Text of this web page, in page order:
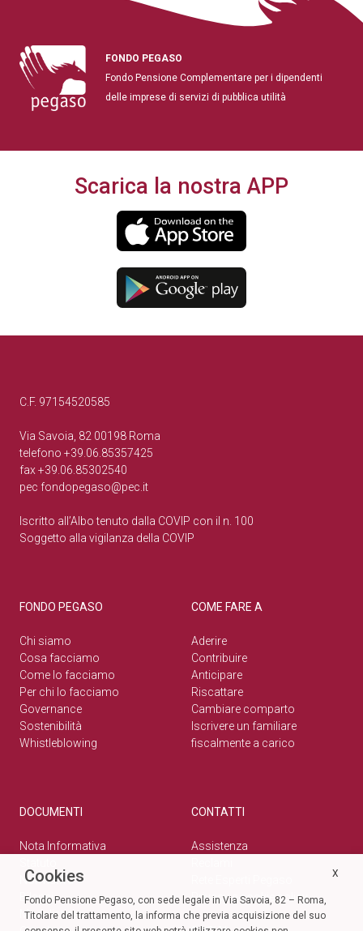
FONDO PEGASO
Fondo Pensione Complementare per i dipendenti
delle imprese di servizi di pubblica utilità
Scarica la nostra APP
C.F. 97154520585
Via Savoia, 82 00198 Roma
telefono +39.06.85357425
fax +39.06.85302540
pec fondopegaso@pec.it
Iscritto all’Albo tenuto dalla COVIP con il n. 100
Soggetto alla vigilanza della COVIP
FONDO PEGASO
Chi siamo
Cosa facciamo
Come lo facciamo
Per chi lo facciamo
Governance
Sostenibilità
Whistleblowing
COME FARE A
Aderire
Contribuire
Anticipare
Riscattare
Cambiare comparto
Iscrivere un familiare
fiscalmente a carico
DOCUMENTI
Nota Informativa
Normativa
Bilanci
Modulistica
CONTATTI
Assistenza
Privacy e cookie policy
X
Cookies
Fondo Pensione Pegaso, con sede legale in Via Savoia, 82 – Roma,
Titolare del trattamento, la informa che previa acquisizione del suo